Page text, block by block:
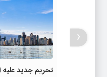
تحریم جدید علیه
محسن شکاری
‹